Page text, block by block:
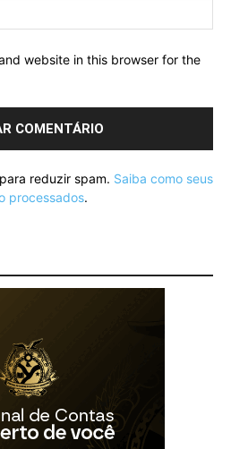
website in this browser for the
reduzir spam. Saiba como seus
processados.